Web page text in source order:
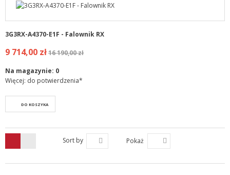
3G3RX-A4370-E1F - Falownik RX
9 714,00 zł16 190,00 zł
Na magazynie: 0
Więcej: do potwierdzenia*
DO KOSZYKA
Sort by Pokaż